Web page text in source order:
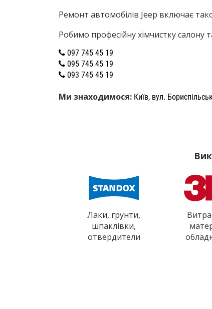
Ремонт автомобілів Jeep включає
Робимо професійну хімчистку салону
097 745 45 19
095 745 45 19
093 745 45 19
Ми знаходимося: Київ, вул.
Лаки, грунти,
шпаклівки,
отвердители